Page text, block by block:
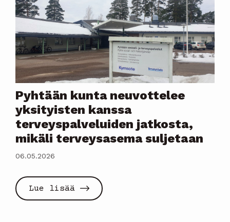
Pyhtään kunta neuvottelee
yksityisten kanssa
terveyspalveluiden jatkosta,
mikäli terveysasema suljetaan
06.05.2026
Lue lisää